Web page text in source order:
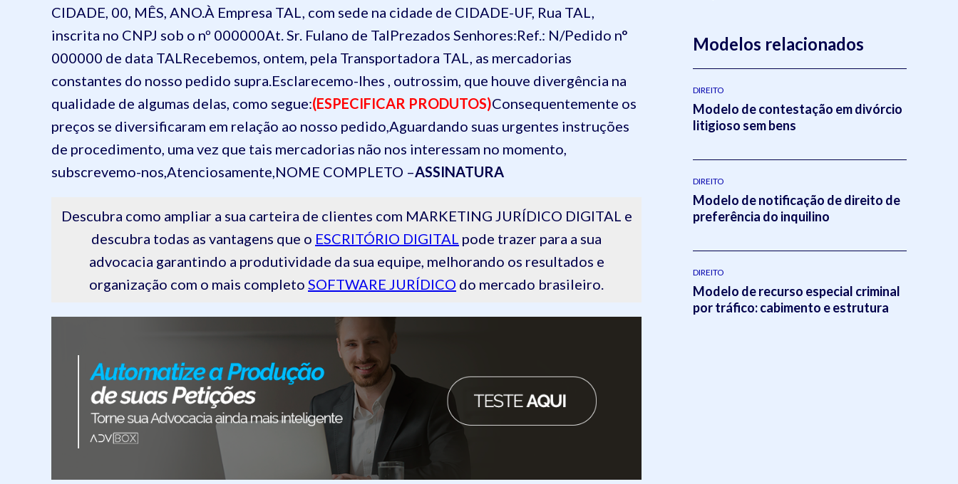
CIDADE, 00, MÊS, ANO.À Empresa TAL, com sede na cidade de CIDADE-UF, Rua TAL,
inscrita no CNPJ sob o nº 000000At. Sr. Fulano de TalPrezados Senhores:Ref.: N/Pedido n°
000000 de data TALRecebemos, ontem, pela Transportadora TAL, as mercadorias
constantes do nosso pedido supra.Esclarecemo-lhes , outrossim, que houve divergência na
qualidade de algumas delas, como segue:(ESPECIFICAR PRODUTOS)Consequentemente os
preços se diversificaram em relação ao nosso pedido,Aguardando suas urgentes instruções
de procedimento, uma vez que tais mercadorias não nos interessam no momento,
subscrevemo-nos,Atenciosamente,NOME COMPLETO –ASSINATURA
Descubra como ampliar a sua carteira de clientes com MARKETING JURÍDICO DIGITAL e
descubra todas as vantagens que o ESCRITÓRIO DIGITAL pode trazer para a sua
advocacia garantindo a produtividade da sua equipe, melhorando os resultados e
organização com o mais completo SOFTWARE JURÍDICO do mercado brasileiro.
Modelos relacionados
DIREITO
Modelo de contestação em divórcio
litigioso sem bens
DIREITO
Modelo de notificação de direito de
preferência do inquilino
DIREITO
Modelo de recurso especial criminal
por tráfico: cabimento e estrutura